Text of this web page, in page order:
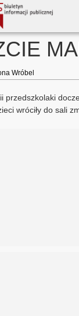
Wróbel
przedszkolaki
wróciły do sali